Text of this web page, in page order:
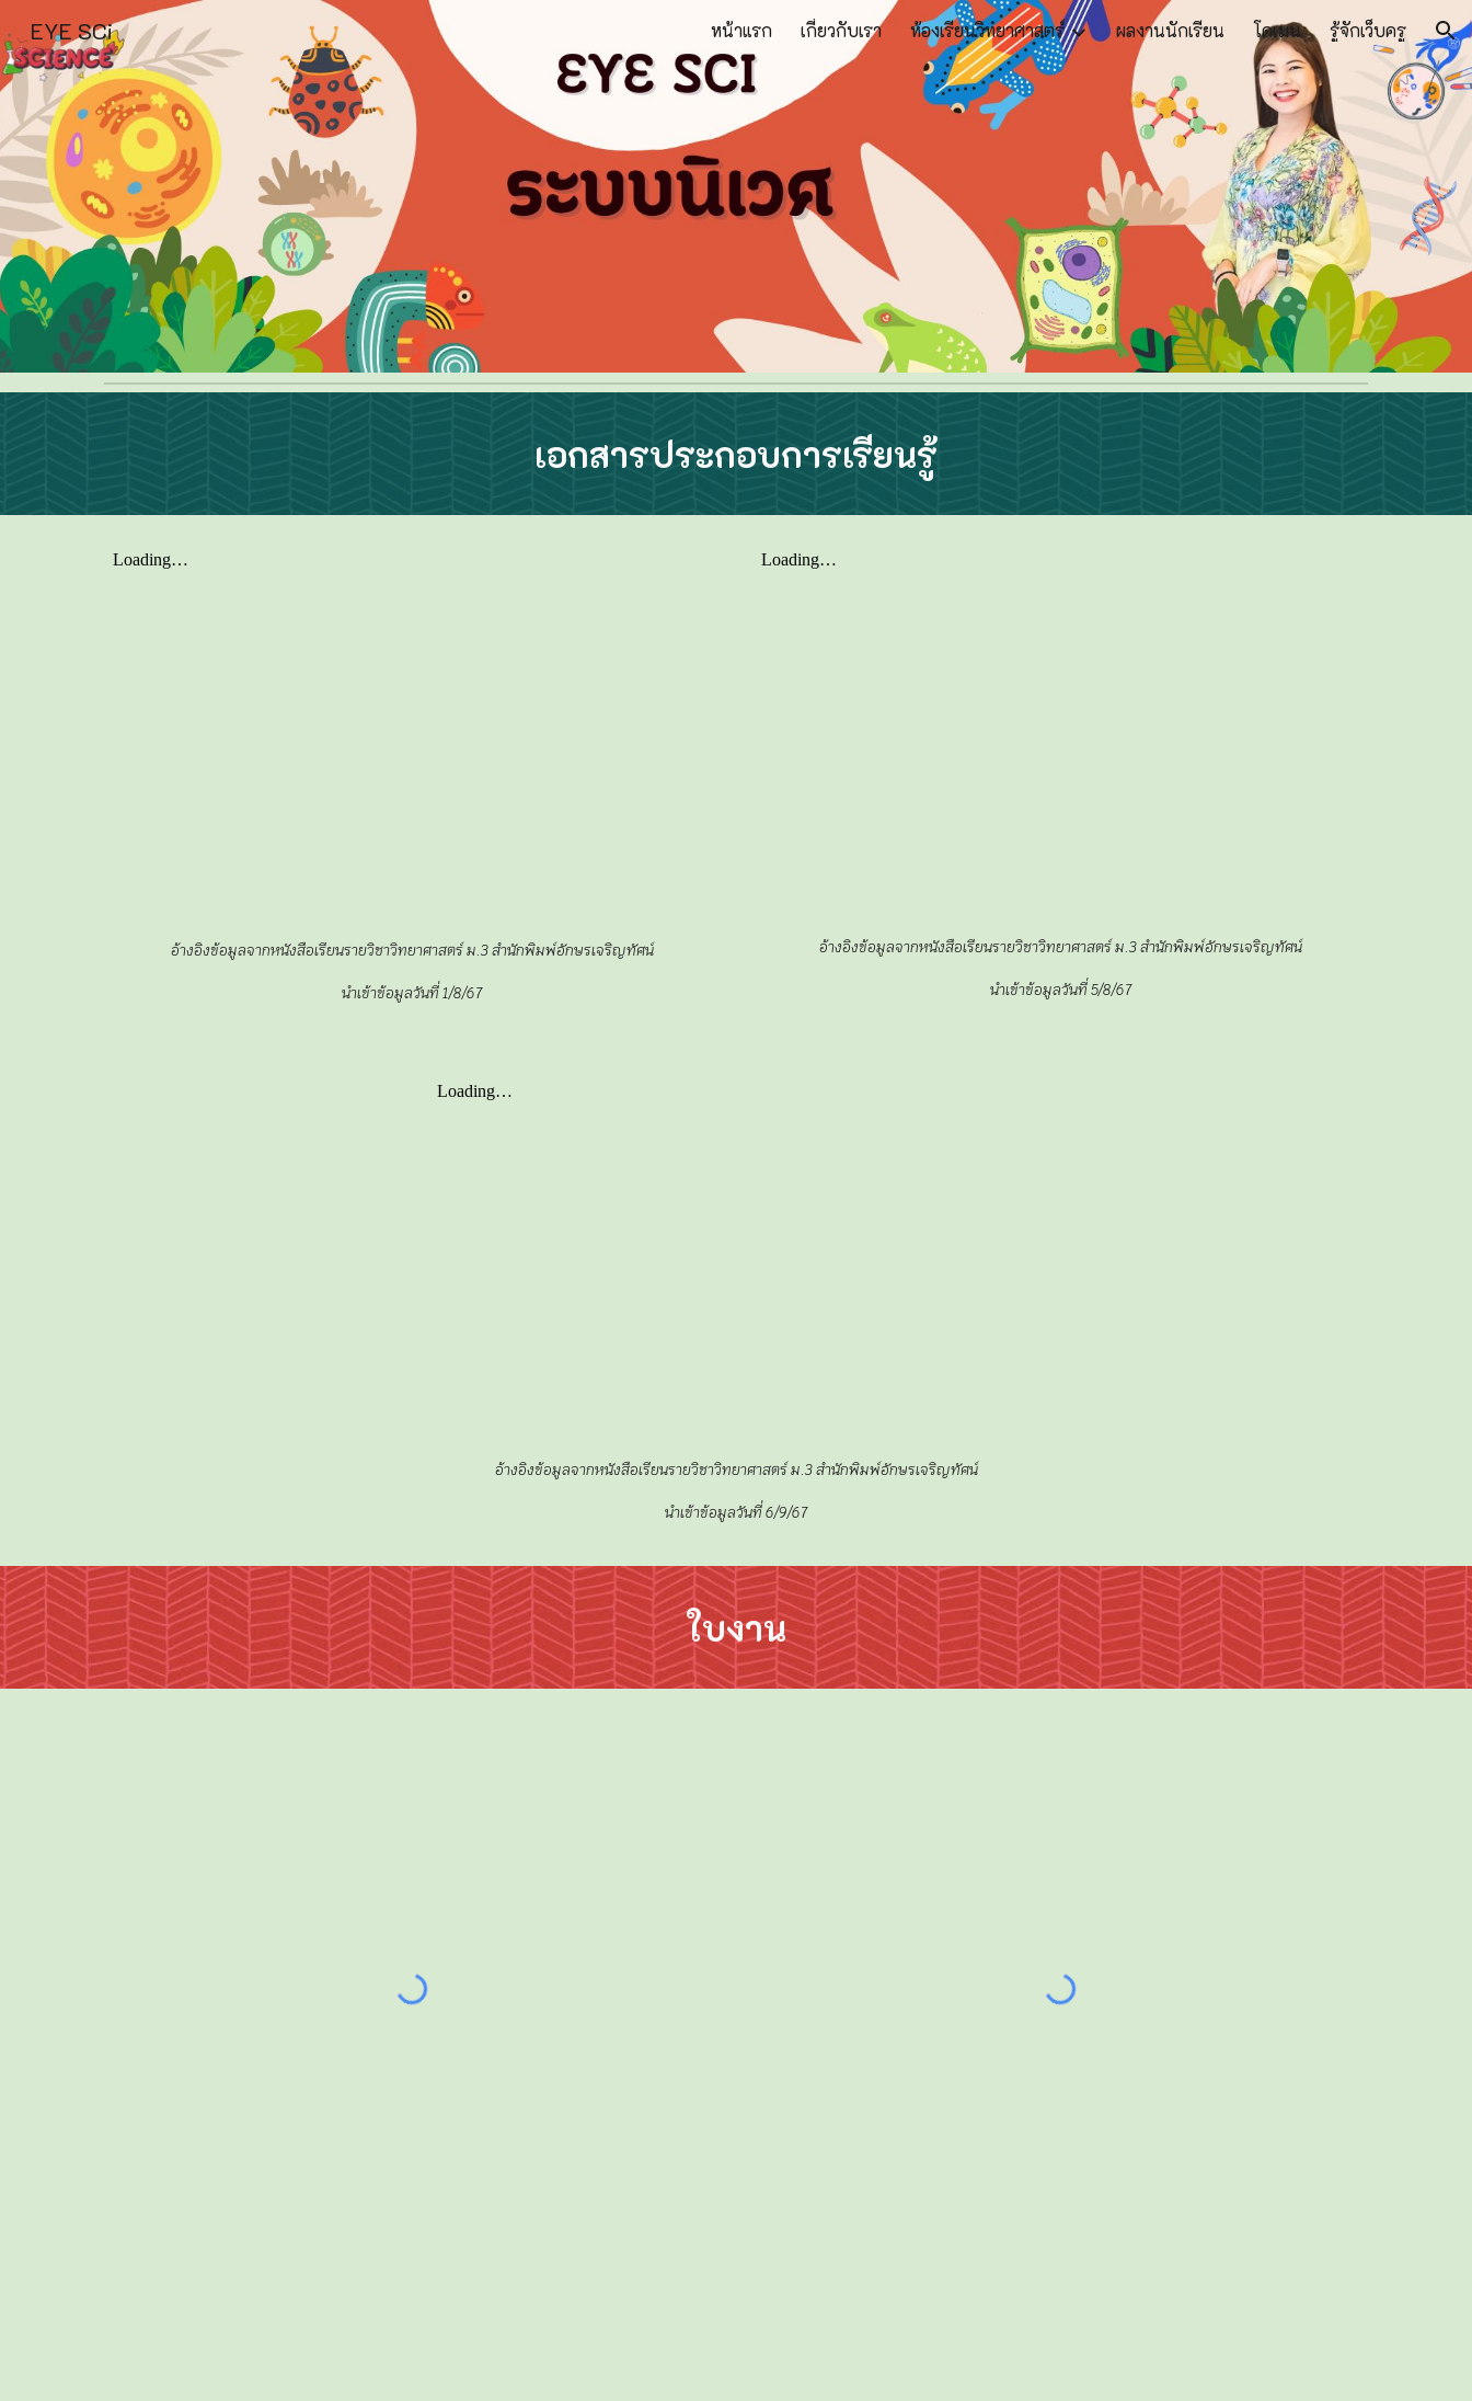
Skip to navigation
EYE SCi หน้าแรก เกี่ยวกับเรา ห้องเรียนวิทยาศาสตร์ ผลงานนักเรียน โดเมน รู้จักเว็บครู
เอกสารประกอบการเรียนรู้
อ้างอิงข้อมูลจากหนังสือเรียนรายวิชาวิทยาศาสตร์ ม.3 สำนักพิมพ์อักษรเจริญทัศน์
นำเข้าข้อมูลวันที่ 1/8/67
อ้างอิงข้อมูลจากหนังสือเรียนรายวิชาวิทยาศาสตร์ ม.3 สำนักพิมพ์อักษรเจริญทัศน์
นำเข้าข้อมูลวันที่5/8/67
อ้างอิงข้อมูลจากหนังสือเรียนรายวิชาวิทยาศาสตร์ ม.3 สำนักพิมพ์อักษรเจริญทัศน์
นำเข้าข้อมูลวันที่6/9/67
ใบงาน